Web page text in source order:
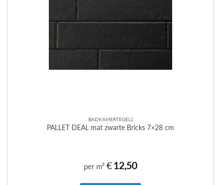
BADKAMERTEGELS
PALLET DEAL mat zwarte Bricks 7×28 cm
per m² €12,50